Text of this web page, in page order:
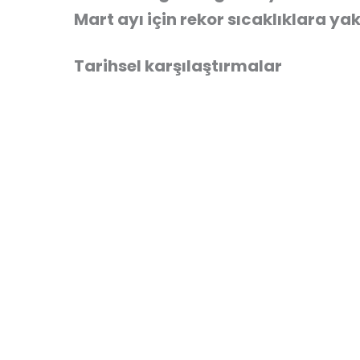
Mart ayı için rekor sıcaklıklara
Tarihsel karşılaştırmalar